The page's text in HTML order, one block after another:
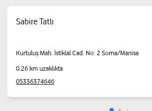
Sabire Tatlı
Kurtuluş Mah. İstiklal Cad. No: 2 Soma/Manisa
0.26 km uzaklıkta
05336374646